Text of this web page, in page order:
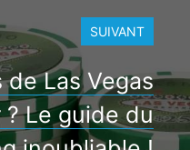
SUIVANT
Las Vegas
? Le guide du